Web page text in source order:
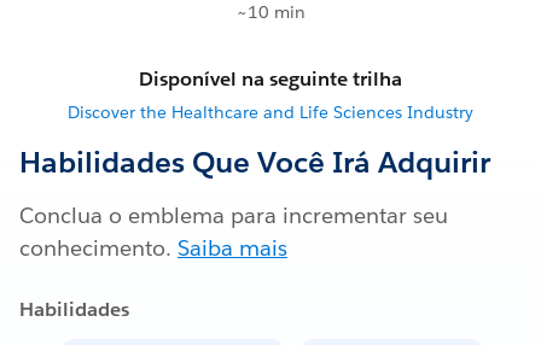
~10 min
Disponível na seguinte trilha
Discover the Healthcare and Life Sciences Industry
Habilidades Que Você Irá Adquirir
Conclua o emblema para incrementar seu
conhecimento. Saiba mais
Habilidades